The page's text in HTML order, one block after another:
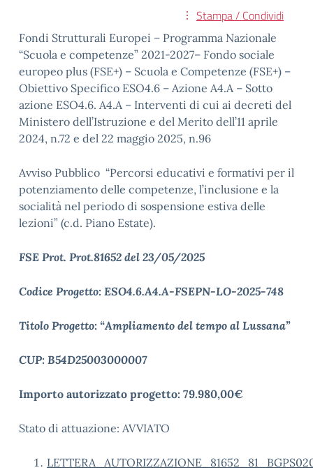
Stampa / Condividi
Fondi Strutturali Europei – Programma Nazionale
“Scuola e competenze” 2021-2027– Fondo sociale
europeo plus (FSE+) – Scuola e Competenze (FSE+) –
Obiettivo Specifico ESO4.6 – Azione A4.A – Sotto
azione ESO4.6. A4.A – Interventi di cui ai decreti del
Ministero dell’Istruzione e del Merito dell’11 aprile
2024, n.72 e del 22 maggio 2025, n.96
Avviso Pubblico “Percorsi educativi e formativi per il
potenziamento delle competenze, l’inclusione e la
socialità nel periodo di sospensione estiva delle
lezioni” (c.d. Piano Estate).
FSE Prot. Prot.81652 del 23/05/2025
Codice Progetto: ESO4.6.A4.A-FSEPN-LO-2025-748
Titolo Progetto: “Ampliamento del tempo al Lussana”
CUP: B54D25003000007
Importo autorizzato progetto: 79.980,00€
Stato di attuazione: AVVIATO